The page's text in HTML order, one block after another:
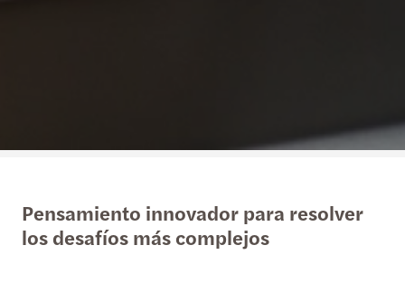
Pensamiento innovador para resolver
los desafíos más complejos